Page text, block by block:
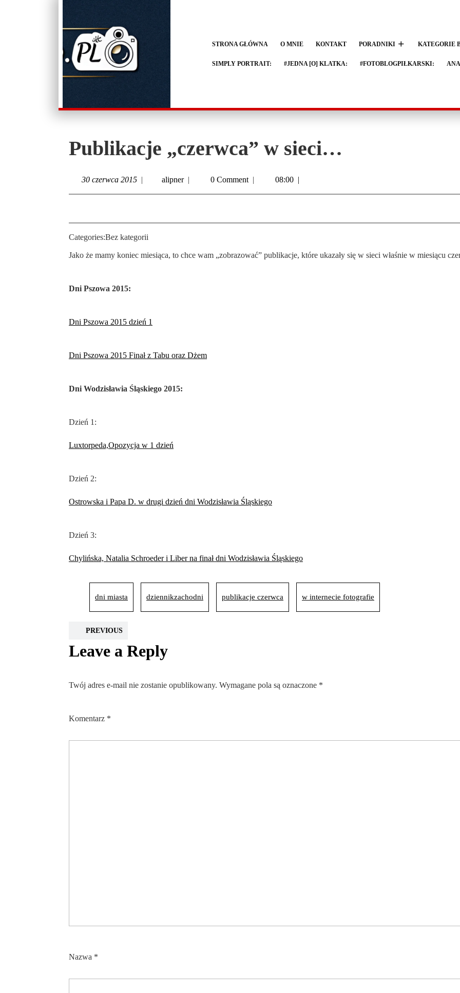
STRONA GŁÓWNA O MNIE KONTAKT PORADNIKI KATEGORIE
SIMPLY PORTRAIT: #JEDNA [O] KLATKA: #FOTOBLOGPIŁKARSKI:
Publikacje „czerwca” w sieci…
30 czerwca 2015 | alipner | 0 Comment | 08:00 |
Categories:Bez kategorii
Jako że mamy koniec miesiąca, to chce wam „zobrazować” publikacje, które ukazały się w sieci właśnie w miesiącu
Dni Pszowa 2015:
Dni Pszowa 2015 dzień 1
Dni Pszowa 2015 Finał z Tabu oraz Dżem
Dni Wodzisławia Śląskiego 2015:
Dzień 1:
Luxtorpeda,Opozycja w 1 dzień
Dzień 2:
Ostrowska i Papa D. w drugi dzień dni Wodzisławia Śląskiego
Dzień 3:
Chylińska, Natalia Schroeder i Liber na finał dni Wodzisławia Śląskiego
dni miasta dziennikzachodni publikacje czerwca w internecie fotografie
PREVIOUS
Leave a Reply
Twój adres e-mail nie zostanie opublikowany. Wymagane pola są oznaczone *
Komentarz *
Nazwa *